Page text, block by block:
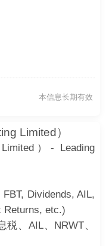
本信息长期有效
Limited）
）- Leading
Dividends, AIL,
Returns, etc.)
、AIL、NRWT、